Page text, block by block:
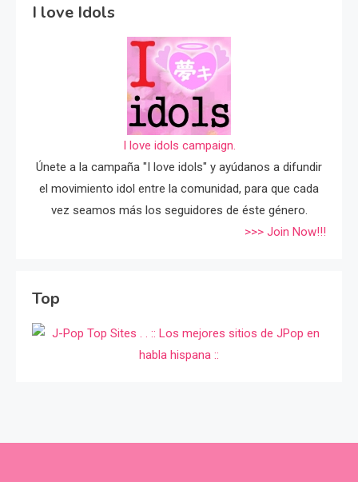
I love Idols
I love idols campaign.
Únete a la campaña "I love idols" y ayúdanos a difundir
el movimiento idol entre la comunidad, para que cada
vez seamos más los seguidores de éste género.
>>> Join Now!!!
Top